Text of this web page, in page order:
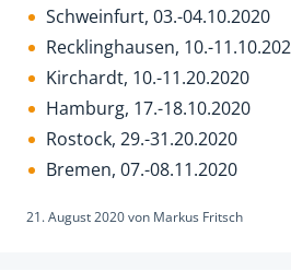
Schweinfurt, 03.-04.10.2020
Recklinghausen, 10.-
Kirchardt, 10.-11.20.2020
Hamburg, 17.-18.10.2020
Rostock, 29.-31.20.2020
Bremen, 07.-08.11.2020
21. August 2020von Markus Fritsch